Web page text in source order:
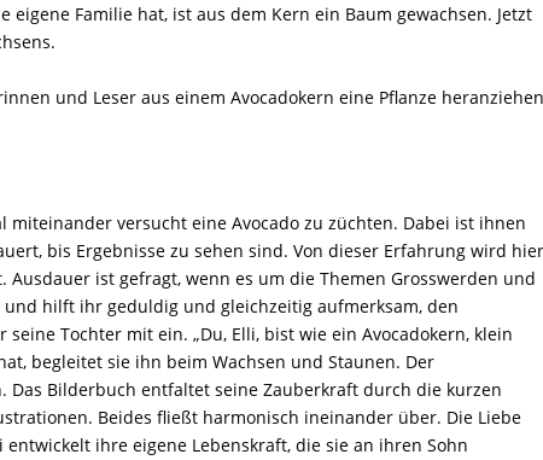
eigene Familie hat, ist aus dem Kern ein Baum gewachsen. Jetzt
und Leser aus einem Avocadokern eine Pflanze
versucht eine Avocado zu züchten. Dabei ist ihnen
bis Ergebnisse zu sehen sind. Von dieser Erfahrung wird
ist gefragt, wenn es um die Themen Grosswerden und
hilft ihr geduldig und gleichzeitig aufmerksam, den
Tochter mit ein. „Du, Elli, bist wie ein Avocadokern, klein
begleitet sie ihn beim Wachsen und Staunen. Der
Das Bilderbuch entfaltet seine Zauberkraft durch die kurzen
Beides fließt harmonisch ineinander über. Die Liebe
ihre eigene Lebenskraft, die sie an ihren Sohn